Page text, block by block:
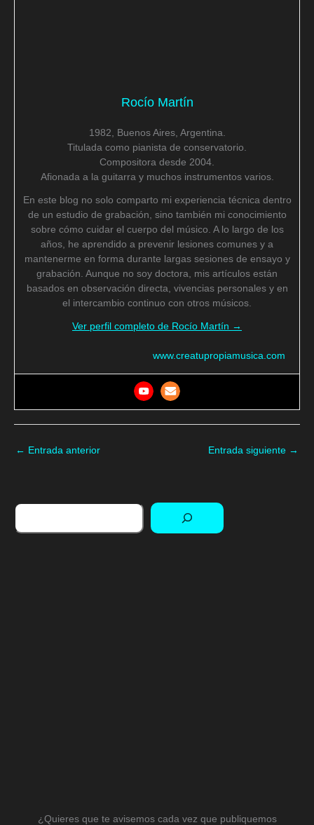
Rocío Martín
1982, Buenos Aires, Argentina.
Titulada como pianista de conservatorio.
Compositora desde 2004.
Afionada a la guitarra y muchos instrumentos varios.
En este blog no solo comparto mi experiencia técnica dentro
de un estudio de grabación, sino también mi conocimiento
sobre cómo cuidar el cuerpo del músico. A lo largo de los
años, he aprendido a prevenir lesiones comunes y a
mantenerme en forma durante largas sesiones de ensayo y
grabación. Aunque no soy doctora, mis artículos están
basados en observación directa, vivencias personales y en
el intercambio continuo con otros músicos.
Ver perfil completo de Rocío Martín →
www.creatupropiamusica.com
← Entrada anterior Entrada siguiente →
¿Quieres que te avisemos cada vez que publiquemos